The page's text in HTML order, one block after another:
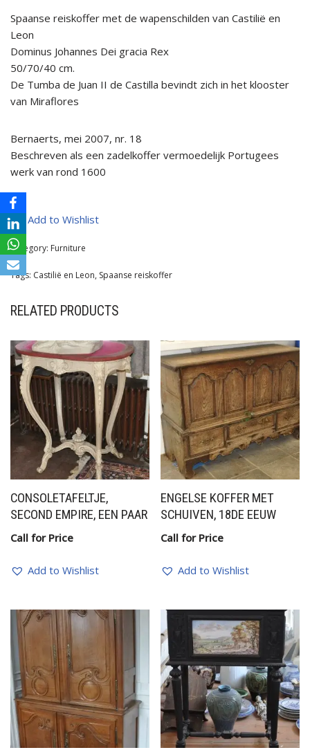
Spaanse reiskoffer met de wapenschilden van Castilië en
Leon
Dominus Johannes Dei gracia Rex
50/70/40 cm.
De Tumba de Juan II de Castilla bevindt zich in het klooster
van Miraflores
Bernaerts, mei 2007, nr. 18
Beschreven als een zadelkoffer vermoedelijk Portugees
werk van rond 1600
Add to Wishlist
Category: Furniture
Tags: Castilië en Leon, Spaanse reiskoffer
RELATED PRODUCTS
CONSOLETAFELTJE,
SECOND EMPIRE, EEN PAAR
Call for Price
Add to Wishlist
ENGELSE KOFFER MET
SCHUIVEN, 18DE EEUW
Call for Price
Add to Wishlist